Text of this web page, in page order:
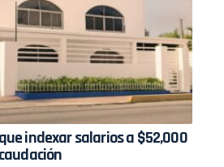
indexar salarios a $52,000